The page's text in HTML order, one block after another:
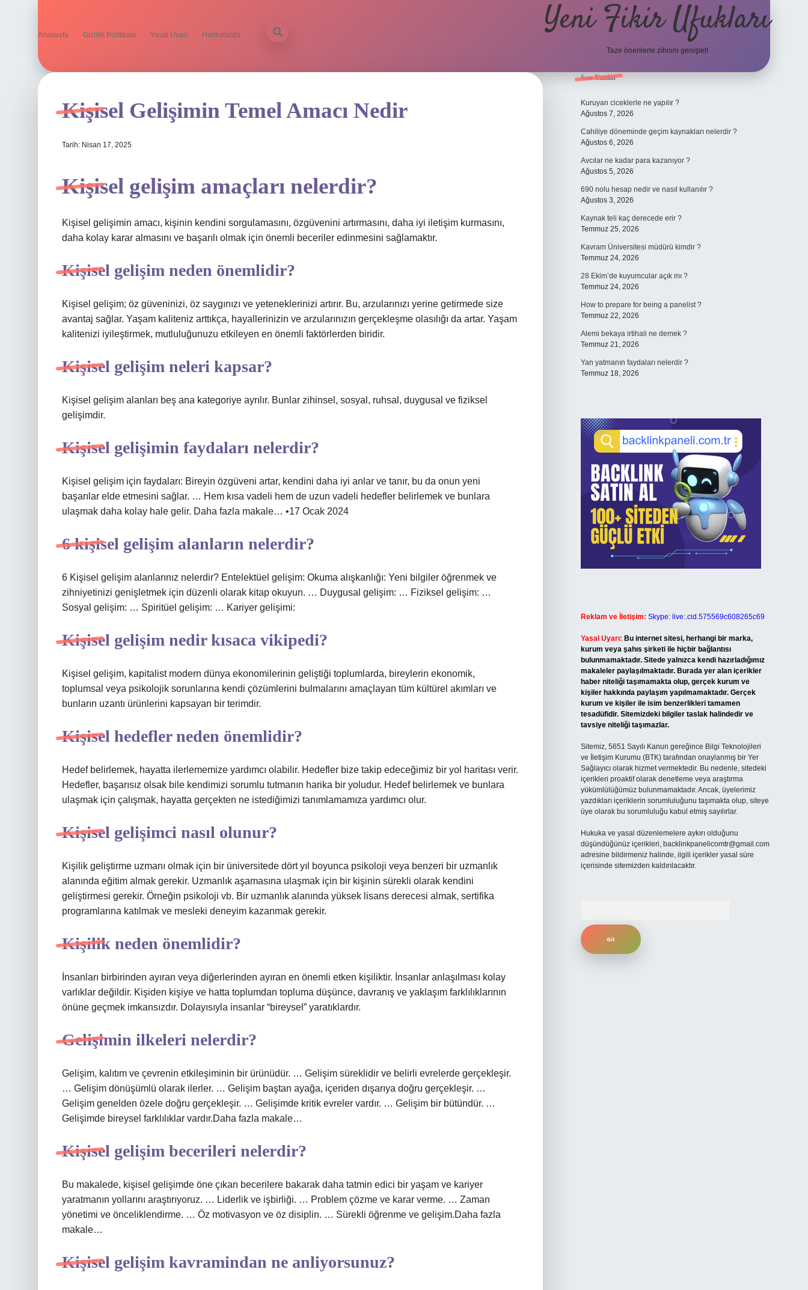
Anasayfa Gizlilik Politikası Yasal Uyarı Hakkımızda Yeni Fikir Ufukları
Taze önerilerle zihnini genişlet!
Kişisel Gelişimin Temel Amacı Nedir
Tarih: Nisan 17, 2025
Kişisel gelişim amaçları nelerdir?
Kişisel gelişimin amacı, kişinin kendini sorgulamasını, özgüvenini artırmasını, daha iyi iletişim kurmasını,
daha kolay karar almasını ve başarılı olmak için önemli beceriler edinmesini sağlamaktır.
Kişisel gelişim neden önemlidir?
Kişisel gelişim; öz güveninizi, öz saygınızı ve yeteneklerinizi artırır. Bu, arzularınızı yerine getirmede size
avantaj sağlar. Yaşam kaliteniz arttıkça, hayallerinizin ve arzularınızın gerçekleşme olasılığı da artar. Yaşam
kalitenizi iyileştirmek, mutluluğunuzu etkileyen en önemli faktörlerden biridir.
Kişisel gelişim neleri kapsar?
Kişisel gelişim alanları beş ana kategoriye ayrılır. Bunlar zihinsel, sosyal, ruhsal, duygusal ve fiziksel
gelişimdir.
Kişisel gelişimin faydaları nelerdir?
Kişisel gelişim için faydaları: Bireyin özgüveni artar, kendini daha iyi anlar ve tanır, bu da onun yeni
başarılar elde etmesini sağlar. … Hem kısa vadeli hem de uzun vadeli hedefler belirlemek ve bunlara
ulaşmak daha kolay hale gelir. Daha fazla makale… •17 Ocak 2024
6 kişisel gelişim alanların nelerdir?
6 Kişisel gelişim alanlarınız nelerdir? Entelektüel gelişim: Okuma alışkanlığı: Yeni bilgiler öğrenmek ve
zihniyetinizi genişletmek için düzenli olarak kitap okuyun. … Duygusal gelişim: … Fiziksel gelişim: …
Sosyal gelişim: … Spiritüel gelişim: … Kariyer gelişimi:
Kişisel gelişim nedir kısaca vikipedi?
Kişisel gelişim, kapitalist modern dünya ekonomilerinin geliştiği toplumlarda, bireylerin ekonomik,
toplumsal veya psikolojik sorunlarına kendi çözümlerini bulmalarını amaçlayan tüm kültürel akımları ve
bunların uzantı ürünlerini kapsayan bir terimdir.
Kişisel hedefler neden önemlidir?
Hedef belirlemek, hayatta ilerlememize yardımcı olabilir. Hedefler bize takip edeceğimiz bir yol haritası verir.
Hedefler, başarısız olsak bile kendimizi sorumlu tutmanın harika bir yoludur. Hedef belirlemek ve bunlara
ulaşmak için çalışmak, hayatta gerçekten ne istediğimizi tanımlamamıza yardımcı olur.
Kişisel gelişimci nasıl olunur?
Kişilik geliştirme uzmanı olmak için bir üniversitede dört yıl boyunca psikoloji veya benzeri bir uzmanlık
alanında eğitim almak gerekir. Uzmanlık aşamasına ulaşmak için bir kişinin sürekli olarak kendini
geliştirmesi gerekir. Örneğin psikoloji vb. Bir uzmanlık alanında yüksek lisans derecesi almak, sertifika
programlarına katılmak ve mesleki deneyim kazanmak gerekir.
Kişilik neden önemlidir?
İnsanları birbirinden ayıran veya diğerlerinden ayıran en önemli etken kişiliktir. İnsanlar anlaşılması kolay
varlıklar değildir. Kişiden kişiye ve hatta toplumdan topluma düşünce, davranış ve yaklaşım farklılıklarının
önüne geçmek imkansızdır. Dolayısıyla insanlar “bireysel” yaratıklardır.
Gelişimin ilkeleri nelerdir?
Gelişim, kalıtım ve çevrenin etkileşiminin bir ürünüdür. … Gelişim süreklidir ve belirli evrelerde gerçekleşir.
… Gelişim dönüşümlü olarak ilerler. … Gelişim baştan ayağa, içeriden dışarıya doğru gerçekleşir. …
Gelişim genelden özele doğru gerçekleşir. … Gelişimde kritik evreler vardır. … Gelişim bir bütündür. …
Gelişimde bireysel farklılıklar vardır.Daha fazla makale…
Kişisel gelişim becerileri nelerdir?
Bu makalede, kişisel gelişimde öne çıkan becerilere bakarak daha tatmin edici bir yaşam ve kariyer
yaratmanın yollarını araştırıyoruz. … Liderlik ve işbirliği. … Problem çözme ve karar verme. … Zaman
yönetimi ve önceliklendirme. … Öz motivasyon ve öz disiplin. … Sürekli öğrenme ve gelişim.Daha fazla
makale…
Kişisel gelişim kavramindan ne anliyorsunuz?
Sidebar
Son Yazılar
Kuruyan ciceklerle ne yapılır ?
Ağustos 7, 2026
Cahiliye döneminde geçim kaynakları nelerdir ?
Ağustos 6, 2026
Avcılar ne kadar para kazanıyor ?
Ağustos 5, 2026
690 nolu hesap nedir ve nasıl kullanılır ?
Ağustos 3, 2026
Kaynak teli kaç derecede erir ?
Temmuz 25, 2026
Kavram Üniversitesi müdürü kimdir ?
Temmuz 24, 2026
28 Ekim’de kuyumcular açık mı ?
Temmuz 24, 2026
How to prepare for being a panelist ?
Temmuz 22, 2026
Alemi bekaya irtihali ne demek ?
Temmuz 21, 2026
Yan yatmanın faydaları nelerdir ?
Temmuz 18, 2026
Reklam ve İletişim: Skype: live:.cid.575569c608265c69
Yasal Uyarı: Bu internet sitesi, herhangi bir marka,
kurum veya şahıs şirketi ile hiçbir bağlantısı
bulunmamaktadır. Sitede yalnızca kendi hazırladığımız
makaleler paylaşılmaktadır. Burada yer alan içerikler
haber niteliği taşımamakta olup, gerçek kurum ve
kişiler hakkında paylaşım yapılmamaktadır. Gerçek
kurum ve kişiler ile isim benzerlikleri tamamen
tesadüfidir. Sitemizdeki bilgiler taslak halindedir ve
tavsiye niteliği taşımazlar.
Sitemiz, 5651 Sayılı Kanun gereğince Bilgi Teknolojileri
ve İletişim Kurumu (BTK) tarafından onaylanmış bir Yer
Sağlayıcı olarak hizmet vermektedir. Bu nedenle, sitedeki
içerikleri proaktif olarak denetleme veya araştırma
yükümlülüğümüz bulunmamaktadır. Ancak, üyelerimiz
yazdıkları içeriklerin sorumluluğunu taşımakta olup, siteye
üye olarak bu sorumluluğu kabul etmiş sayılırlar.
Hukuka ve yasal düzenlemelere aykırı olduğunu
düşündüğünüz içerikleri, backlinkpanelicomtr@gmail.com
adresine bildirmeniz halinde, ilgili içerikler yasal süre
içerisinde sitemizden kaldırılacaktır.